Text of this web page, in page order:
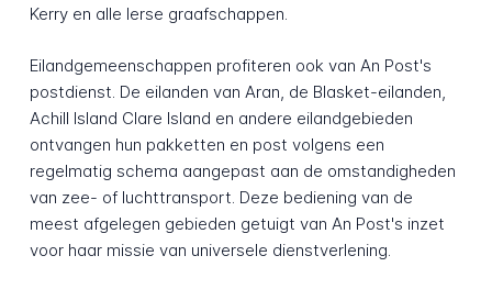
Kerry en alle Ierse graafschappen.
Eilandgemeenschappen profiteren ook van An Post's
postdienst. De eilanden van Aran, de Blasket-eilanden,
Achill Island Clare Island en andere eilandgebieden
ontvangen hun pakketten en post volgens een
regelmatig schema aangepast aan de omstandigheden
van zee- of luchttransport. Deze bediening van de
meest afgelegen gebieden getuigt van An Post's inzet
voor haar missie van universele dienstverlening.